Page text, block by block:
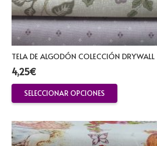
TELA DE ALGODÓN COLECCIÓN DRYWALL
4,25€
SELECCIONAR OPCIONES
múltiples
variantes.